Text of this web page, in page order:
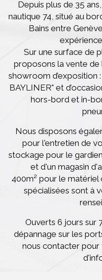
Depuis plus de 35
nautique 74, situé au
Bains entre
Sur une surface de
proposons la vente
showroom d’exposition
BAYLINER" et
hors-bord et in-
Nous disposons
pour l'entretien de
stockage pour le
et d'un magasin
400m² pour le matériel
spécialisées sont à
Ouverts 6 jours sur
dépannage sur les
nous contacter